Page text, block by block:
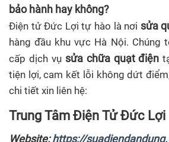
bảo hành hay không?
Điện tử Đức Lợi tự hào là nơi sửa
hàng đầu khu vực Hà Nội. Chúng
cấp dịch vụsửa chữa quạt điện
tiện lợi, cam kết lỗi không dứt
chi tiết xin liên hệ:
Trung Tâm Điện Tử Đức Lợi
Website:https://